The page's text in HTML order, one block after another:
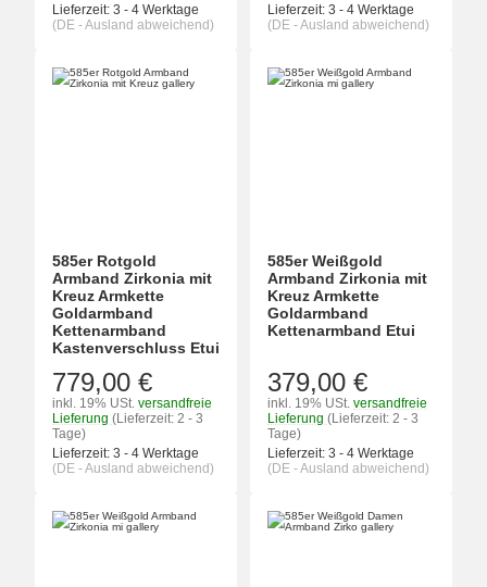
Lieferzeit: 3 - 4 Werktage
(DE - Ausland abweichend)
Lieferzeit: 3 - 4 Werktage
(DE - Ausland abweichend)
585er Rotgold
Armband Zirkonia mit
Kreuz Armkette
Goldarmband
Kettenarmband
Kastenverschluss Etui
779,00 €
inkl. 19% USt. versandfreie
Lieferung (Lieferzeit: 2 - 3
Tage)
Lieferzeit: 3 - 4 Werktage
(DE - Ausland abweichend)
585er Weißgold
Armband Zirkonia mit
Kreuz Armkette
Goldarmband
Kettenarmband Etui
379,00 €
inkl. 19% USt. versandfreie
Lieferung (Lieferzeit: 2 - 3
Tage)
Lieferzeit: 3 - 4 Werktage
(DE - Ausland abweichend)